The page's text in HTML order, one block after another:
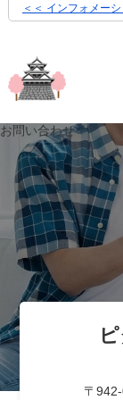
＜＜ インフォメー
お問い合わせ
〒